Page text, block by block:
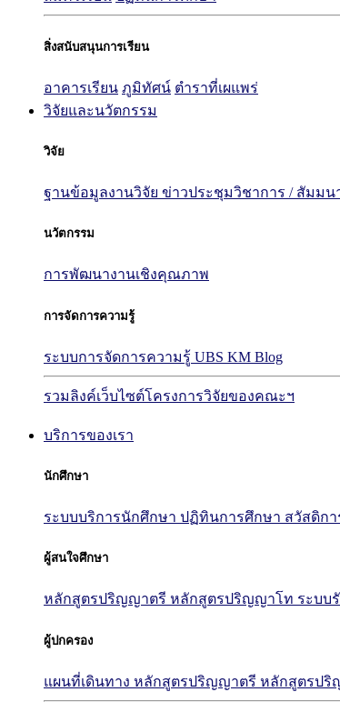
สิ่งสนับสนุนการเรียน
อาคารเรียน ภูมิทัศน์ ตำราที่เผแพร่
วิจัยและนวัตกรรม
วิจัย
ฐานข้อมูลงานวิจัย ข่าวประชุมวิชาการ / สัมมน
นวัตกรรม
การพัฒนางานเชิงคุณภาพ
การจัดการความรู้
ระบบการจัดการความรู้ UBS KM Blog
รวมลิงค์เว็บไซต์โครงการวิจัยของคณะฯ
บริการของเรา
นักศึกษา
ระบบบริการนักศึกษา ปฏิทินการศึกษา สวัสดิก
ผู้สนใจศึกษา
หลักสูตรปริญญาตรี หลักสูตรปริญญาโท ระบบ
ผู้ปกครอง
แผนที่เดินทาง หลักสูตรปริญญาตรี หลักสูตรปริ